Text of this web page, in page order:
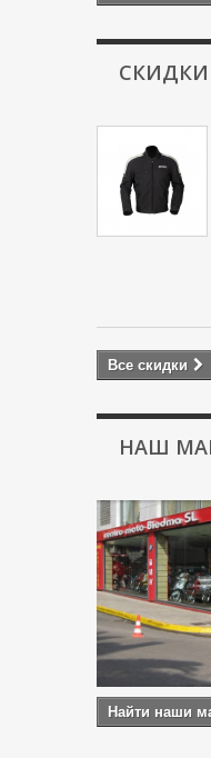
СКИДКИ
Все скидки
НАШ
Найти наши